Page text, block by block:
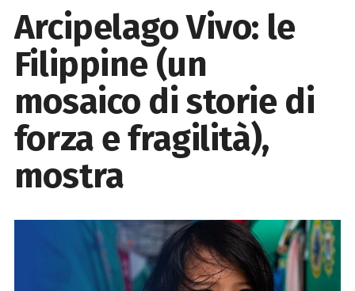
Arcipelago Vivo: le
Filippine (un
mosaico di storie di
forza e fragilità),
mostra